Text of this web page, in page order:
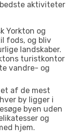
aktiviteter
Yorkton og
fods, og bliv
landskaber.
turistkontor
vandre- og
et af de mest
by ligger i
byen uden
og
hjem.